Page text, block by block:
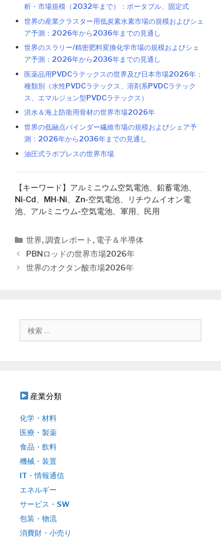
析・市場規模（2032年まで）：ポータブル、固定式
世界の産業クラスター用低炭素水素市場の規模およびシェ
ア予測：2026年から2036年までの見通し
世界のスラリー/精密肥料変換化学市場の規模およびシェ
ア予測：2026年から2036年までの見通し
医薬品用PVDCラテックスの世界及び日本市場2026年：
種類別（水性PVDCラテックス、溶剤系PVDCラテック
ス、エマルジョン型PVDCラテックス）
洪水＆海上防衛用骨材の世界市場2026年
世界の低融点バインダー繊維市場の規模およびシェア予
測：2026年から2036年までの見通し
油圧式ラボプレスの世界市場
【キーワード】アルミニウム空気電池、鉛蓄電池、
Ni-Cd、MH-Ni、Zn-空気電池、リチウムイオン電
池、アルミニウム-空気電池、軍用、民用
カ
テ
ゴ
世界, 調査レポート , 電子＆半導体
投
稿
PBNロッドの世界市場2026年
世界のオクタン酸市場2026年
産業分類
化学・材料
医療・製薬
食品・飲料
機械・装置
IT・情報通信
エネルギー
サービス・SW
包装・物流
消費財・小売り